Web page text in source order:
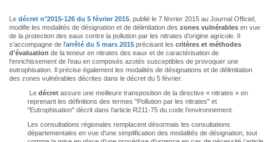
Le décret n°2015-126 du 5 février 2015 , publié le 7 février 2015 au Journal Officiel,
modifie les modalités de désignation et de délimitation des zones vulnérables en vue
de la protection des eaux contre la pollution par les nitrates d’origine agricole. Il
s'accompagne de l'arrêté du 5 mars 2015 précisant les critères et méthodes
d'évaluation de la teneur en nitrates des eaux et de caractérisation de
l'enrichissement de l'eau en composés azotés susceptibles de provoquer une
eutrophisation. Il précise également les modalités de désignations et de délimitation
des zones vulnérables décrites dans le décret du 5 février.
Le décret assure une meilleure transposition de la directive « nitrates » en
reprenant les définitions des termes "Pollution par les nitrates" et
"Eutrophisation" décrit dans l'article R211-75 du code l'environnement.
Les consultations régionales remplacent désormais les consultations
départementales en vue d'une simplification des modalités de désignation, tout